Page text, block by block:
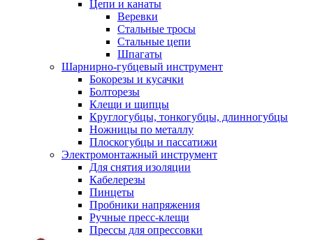
Цепи и канаты
Веревки
Стальные тросы
Стальные цепи
Шпагаты
Шарнирно-губцевый инструмент
Бокорезы и кусачки
Болторезы
Клещи и щипцы
Круглогубцы, тонкогубцы, длинногубцы
Ножницы по металлу
Плоскогубцы и пассатижи
Электромонтажный инструмент
Для снятия изоляции
Кабелерезы
Пинцеты
Пробники напряжения
Ручные пресс-клещи
Прессы для опрессовки